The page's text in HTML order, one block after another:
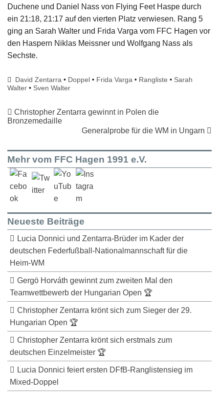
Duchene und Daniel Nass von Flying Feet Haspe durch
ein 21:18, 21:17 auf den vierten Platz verwiesen. Rang 5
ging an Sarah Walter und Frida Varga vom FFC Hagen vor
den Haspern Niklas Meissner und Wolfgang Nass als
Sechste.
David Zentarra • Doppel • Frida Varga • Rangliste • Sarah
Walter • Sven Walter
Christopher Zentarra gewinnt in Polen die
Bronzemedaille
Generalprobe für die WM in Ungarn
Mehr vom FFC Hagen 1991 e.V.
Neueste Beiträge
Lucia Donnici und Zentarra-Brüder im Kader der
deutschen Federfußball-Nationalmannschaft für die
Heim-WM
Gergö Horváth gewinnt zum zweiten Mal den
Teamwettbewerb der Hungarian Open 🏆
Christopher Zentarra krönt sich zum Sieger der 29.
Hungarian Open 🏆
Christopher Zentarra krönt sich erstmals zum
deutschen Einzelmeister 🏆
Lucia Donnici feiert ersten DFfB-Ranglistensieg im
Mixed-Doppel